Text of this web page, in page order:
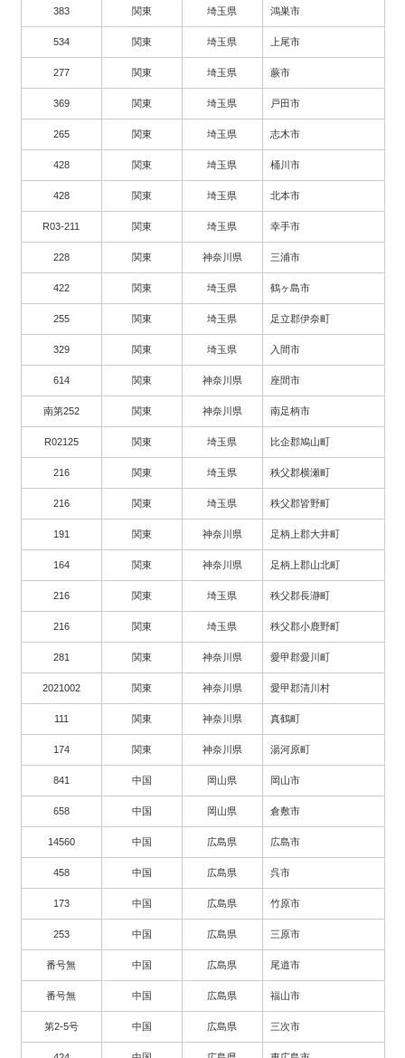
383 関東 埼玉県 鴻巣市
534 関東 埼玉県 上尾市
277 関東 埼玉県 蕨市
369 関東 埼玉県 戸田市
265 関東 埼玉県 志木市
428 関東 埼玉県 桶川市
428 関東 埼玉県 北本市
R03-211 関東 埼玉県 幸手市
228 関東 神奈川県 三浦市
422 関東 埼玉県 鶴ヶ島市
255 関東 埼玉県 足立郡伊奈町
329 関東 埼玉県 入間市
614 関東 神奈川県 座間市
南第252 関東 神奈川県 南足柄市
R02125 関東 埼玉県 比企郡鳩山町
216 関東 埼玉県 秩父郡横瀬町
216 関東 埼玉県 秩父郡皆野町
191 関東 神奈川県 足柄上郡大井町
164 関東 神奈川県 足柄上郡山北町
216 関東 埼玉県 秩父郡長瀞町
216 関東 埼玉県 秩父郡小鹿野町
281 関東 神奈川県 愛甲郡愛川町
2021002 関東 神奈川県 愛甲郡清川村
111 関東 神奈川県 真鶴町
174 関東 神奈川県 湯河原町
841 中国 岡山県 岡山市
658 中国 岡山県 倉敷市
14560 中国 広島県 広島市
458 中国 広島県 呉市
173 中国 広島県 竹原市
253 中国 広島県 三原市
番号無 中国 広島県 尾道市
番号無 中国 広島県 福山市
第2-5号 中国 広島県 三次市